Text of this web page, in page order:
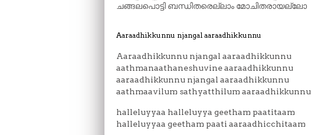
ചങ്ങലപൊട്ടി ബന്ധിതരെല്ലാം മോചിതരായല്ലോ
Aaraadhikkunnu njangal aaraadhikkunnu
Aaraadhikkunnu njangal aaraadhikkunnu
aathmanaathaneshuvine aaraadhikkunnu
aaraadhikkunnu njangal aaraadhikkunnu
aathmaavilum sathyatthilum aaraadhikkunnu
halleluyyaa halleluyya geetham paatitaam
halleluyyaa geetham paati aaraadhicchitaam